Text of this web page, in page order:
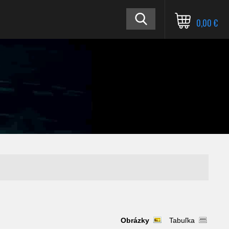
0,00 €
Obrázky Tabuľka